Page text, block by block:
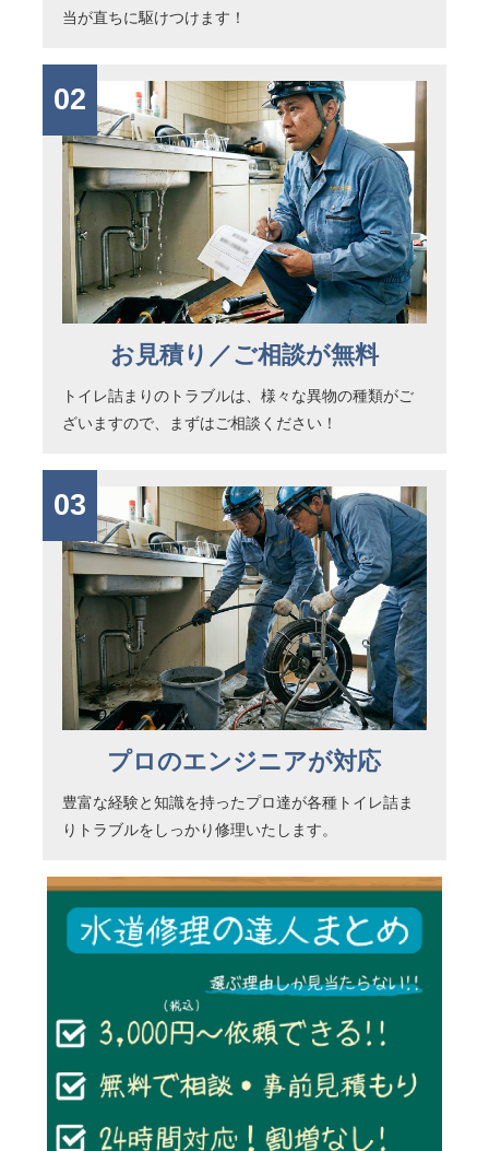
当が直ちに駆けつけます！
02
お見積り／ご相談が無料
トイレ詰まりのトラブルは、様々な異物の種類がご
ざいますので、まずはご相談ください！
03
プロのエンジニアが対応
豊富な経験と知識を持ったプロ達が各種トイレ詰ま
りトラブルをしっかり修理いたします。